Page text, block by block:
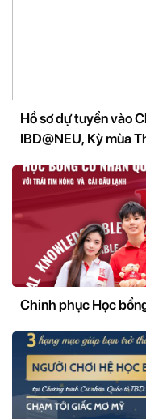
Hồ sơ dự tuyển vào
IBD@NEU, Kỳ mùa
Chinh phục Học